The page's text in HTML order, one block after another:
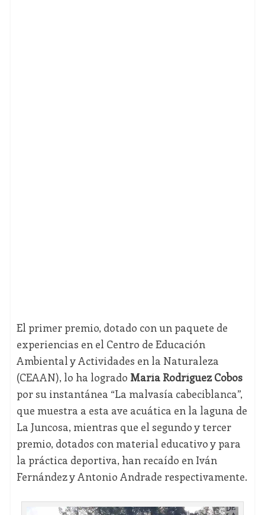
El primer premio, dotado con un paquete de
experiencias en el Centro de Educación
Ambiental y Actividades en la Naturaleza
(CEAAN), lo ha logrado María Rodríguez Cobos
por su instantánea “La malvasía cabeciblanca”,
que muestra a esta ave acuática en la laguna de
La Juncosa, mientras que el segundo y tercer
premio, dotados con material educativo y para
la práctica deportiva, han recaído en Iván
Fernández y Antonio Andrade respectivamente.